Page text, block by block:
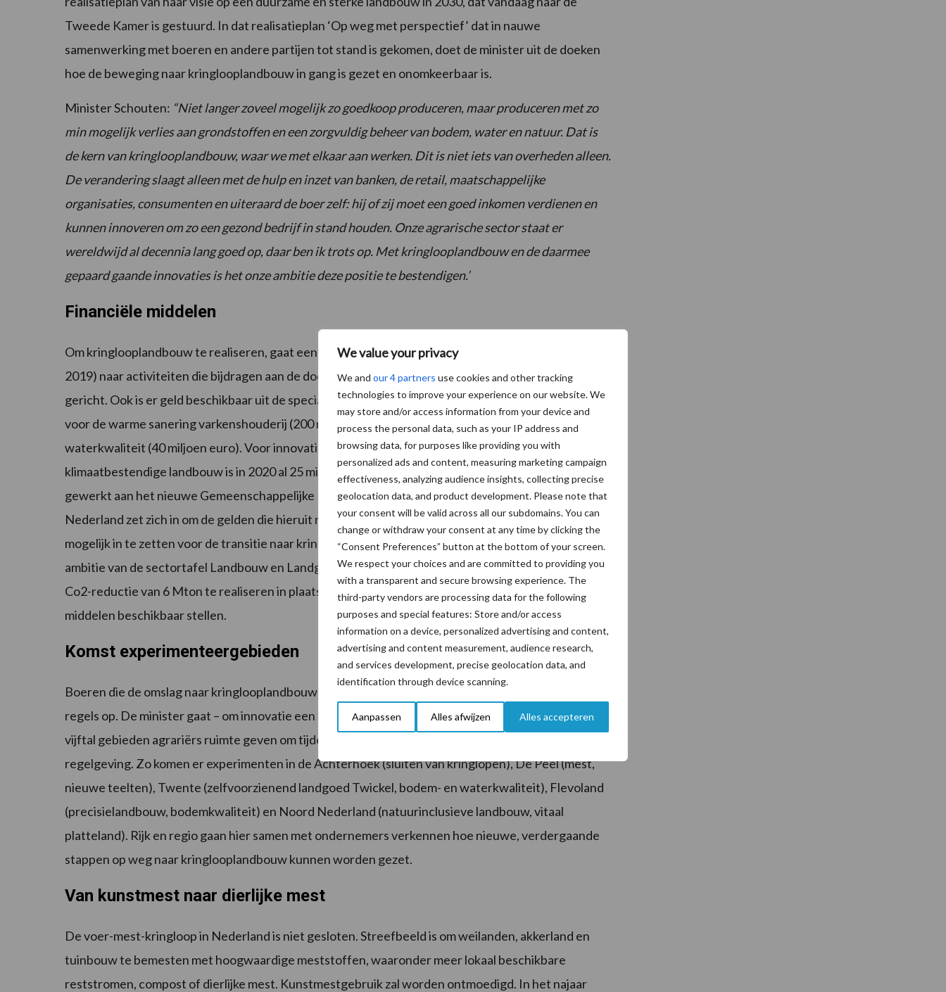
We value your privacy
We and our 4 partners use cookies and other tracking
technologies to improve your experience on our website. We
may store and/or access information from your device and
process the personal data, such as your IP address and
browsing data, for purposes like providing you with
personalized ads and content, measuring marketing campaign
effectiveness, analyzing audience insights, collecting precise
geolocation data, and product development. Please note that
your consent will be valid across all our subdomains. You can
change or withdraw your consent at any time by clicking the
“Consent Preferences” button at the bottom of your screen.
We respect your choices and are committed to providing you
with a transparent and secure browsing experience. The
third-party vendors are processing data for the following
purposes and special features: Store and/or access
information on a device, personalized advertising and content,
advertising and content measurement, audience research,
and services development, precise geolocation data, and
identification through device scanning.
Aanpassen Alles afwijzen Alles accepteren
Tweede Kamer is gestuurd. In dat realisatieplan ‘Op weg met perspectief’ dat in nauwe
samenwerking met boeren en andere partijen tot stand is gekomen, doet de minister uit de doeken
hoe de beweging naar kringlooplandbouw in gang is gezet en onomkeerbaar is.
Minister Schouten: “Niet langer zoveel mogelijk zo goedkoop produceren, maar produceren met zo
min mogelijk verlies aan grondstoffen en een zorgvuldig beheer van bodem, water en natuur. Dat is
de kern van kringlooplandbouw, waar we met elkaar aan werken. Dit is niet iets van overheden alleen.
De verandering slaagt alleen met de hulp en inzet van banken, de retail, maatschappelijke
organisaties, consumenten en uiteraard de boer zelf: hij of zij moet een goed inkomen verdienen en
kunnen innoveren om zo een gezond bedrijf in stand houden. Onze agrarische sector staat er
wereldwijd al decennia lang goed op, daar ben ik trots op. Met kringlooplandbouw en de daarmee
gepaard gaande innovaties is het onze ambitie deze positie te bestendigen.’
Financiële middelen
Om kringlooplandbouw te realiseren, gaat een flink deel van de LNV-begroting (135 miljoen euro in
2019) naar activiteiten die bijdragen aan de doelen van deze visie. Geld voor innovaties wordt hierop
gericht. Ook is er geld beschikbaar uit de speciale enveloppen van het Regeerakkoord, zoals gelden
voor de warme sanering varkenshouderij (200 miljoen euro) en voor het verbeteren van natuur- en
waterkwaliteit (40 miljoen euro). Voor innovaties die aansluiten op de kringlooplandbouw en
klimaatbestendige landbouw is in 2020 al 25 miljoen euro beschikbaar. In Europees verband wordt
gewerkt aan het nieuwe Gemeenschappelijke Landbouwbeleid (GLB) voor de periode 2021-2027.
Nederland zet zich in om de gelden die hieruit naar Nederlandse boeren en tuinders vloeien zoveel
mogelijk in te zetten voor de transitie naar kringlooplandbouw. Het realisatieplan helpt om de
ambitie van de sectortafel Landbouw en Landgebruik om in het kader van het Klimaatakkoord een
Co2-reductie van 6 Mton te realiseren in plaats van 3,5 Mton. Het kabinet zal hiervoor binnenkort
middelen beschikbaar stellen.
Komst experimenteergebieden
Boeren die de omslag naar kringlooplandbouw willen maken, lopen soms tegen knellende wetten en
regels op. De minister gaat – om innovatie een forse impuls te geven – in eerste instantie in een
vijftal gebieden agrariërs ruimte geven om tijdelijk af te wijken van bepalingen in wet- en
regelgeving. Zo komen er experimenten in de Achterhoek (sluiten van kringlopen), De Peel (mest,
nieuwe teelten), Twente (zelfvoorzienend landgoed Twickel, bodem- en waterkwaliteit), Flevoland
(precisielandbouw, bodemkwaliteit) en Noord Nederland (natuurinclusieve landbouw, vitaal
platteland). Rijk en regio gaan hier samen met ondernemers verkennen hoe nieuwe, verdergaande
stappen op weg naar kringlooplandbouw kunnen worden gezet.
Van kunstmest naar dierlijke mest
De voer-mest-kringloop in Nederland is niet gesloten. Streefbeeld is om weilanden, akkerland en
tuinbouw te bemesten met hoogwaardige meststoffen, waaronder meer lokaal beschikbare
reststromen, compost of dierlijke mest. Kunstmestgebruik zal worden ontmoedigd. In het najaar